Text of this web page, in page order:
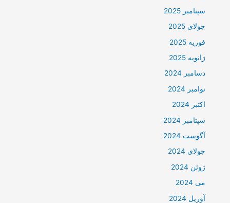
سپتامبر 2025
جولای 2025
فوریه 2025
ژانویه 2025
دسامبر 2024
نوامبر 2024
اکتبر 2024
سپتامبر 2024
آگوست 2024
جولای 2024
ژوئن 2024
می 2024
آوریل 2024